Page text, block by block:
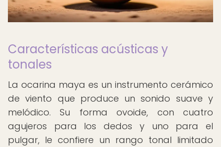
Características acústicas y
tonales
La ocarina maya es un instrumento cerámico
de viento que produce un sonido suave y
melódico. Su forma ovoide, con cuatro
agujeros para los dedos y uno para el
pulgar, le confiere un rango tonal limitado